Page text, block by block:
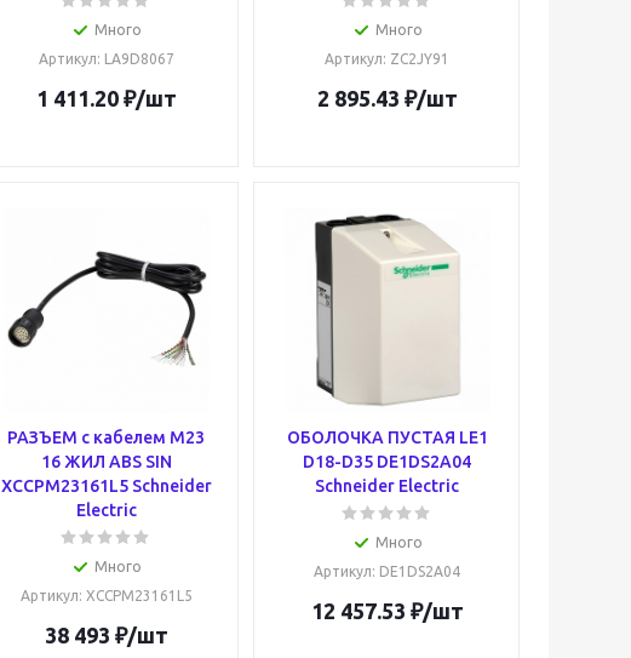
Много
Артикул: LA9D8067
1 411.20₽/шт
Много
Артикул: ZC2JY91
2 895.43 ₽/шт
РАЗЪЕМ с кабелем M23
16 ЖИЛ ABS SIN
XCCPM23161L5 Schneider
Electric
Много
Артикул: XCCPM23161L5
38 493 ₽/шт
ОБОЛОЧКА ПУСТАЯ LE1
D18-D35 DE1DS2A04
Schneider Electric
Много
Артикул: DE1DS2A04
12 457.53 ₽/шт